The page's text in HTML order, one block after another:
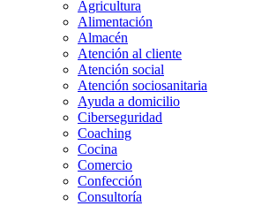
Agricultura
Alimentación
Almacén
Atención al cliente
Atención social
Atención sociosanitaria
Ayuda a domicilio
Ciberseguridad
Coaching
Cocina
Comercio
Confección
Consultoría